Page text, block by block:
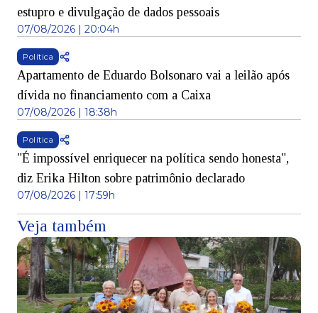
estupro e divulgação de dados pessoais
07/08/2026 | 20:04h
Política
Apartamento de Eduardo Bolsonaro vai a leilão após
dívida no financiamento com a Caixa
07/08/2026 | 18:38h
Política
"É impossível enriquecer na política sendo honesta",
diz Erika Hilton sobre patrimônio declarado
07/08/2026 | 17:59h
Veja também